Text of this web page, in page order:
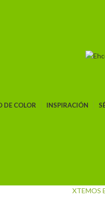
DE COLOR INSPIRACIÓN
XTEMOS